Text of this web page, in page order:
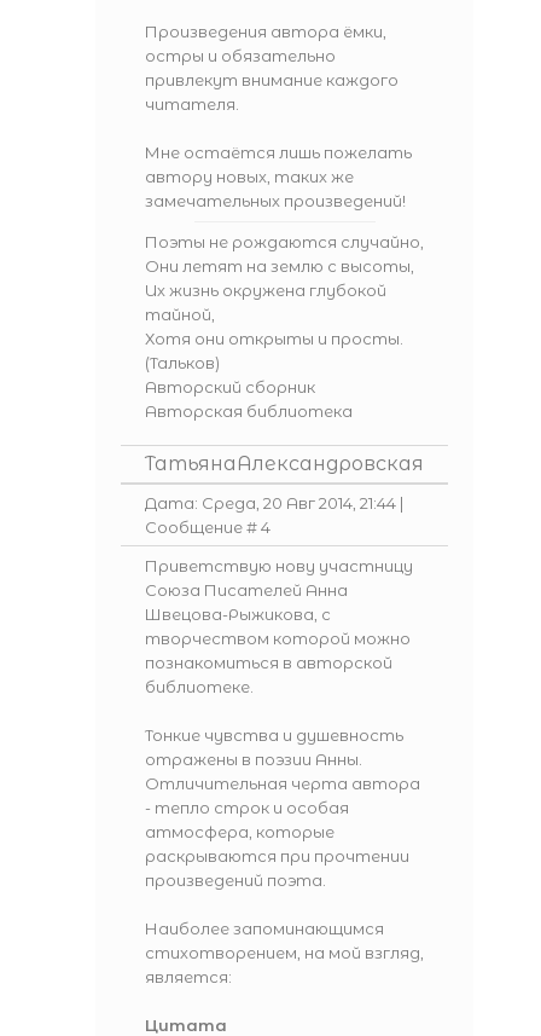
Произведения автора ёмки,
остры и обязательно
привлекут внимание каждого
читателя.
Мне остаётся лишь пожелать
автору новых, таких же
замечательных произведений!
Поэты не рождаются случайно,
Они летят на землю с высоты,
Их жизнь окружена глубокой
тайной,
Хотя они открыты и просты.
(Тальков)
Авторский сборник
Авторская библиотека
ТатьянаАлександровская
Дата: Среда, 20 Авг 2014, 21:44 |
Сообщение #4
Приветствую нову участницу
Союза Писателей Анна
Швецова-Рыжикова , с
творчеством которой можно
познакомиться в авторской
библиотеке
Тонкие чувства и душевность
отражены в поэзии Анны.
Отличительная черта автора
- тепло строк и особая
атмосфера, которые
раскрываются при прочтении
произведений поэта.
Наиболее запоминающимся
стихотворением, на мой взгляд,
является:
Цитата